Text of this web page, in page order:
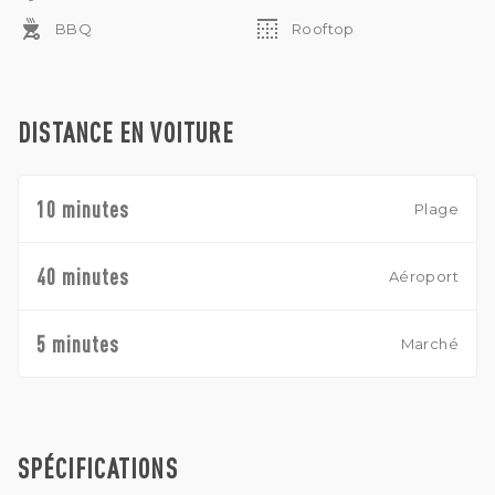
outdoor_grill BBQ border_top Rooftop
DISTANCE EN VOITURE
10 minutes Plage
40 minutes Aéroport
5 minutes Marché
SPÉCIFICATIONS